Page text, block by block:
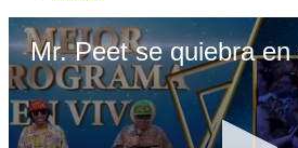
Mr. Peet se quiebra en